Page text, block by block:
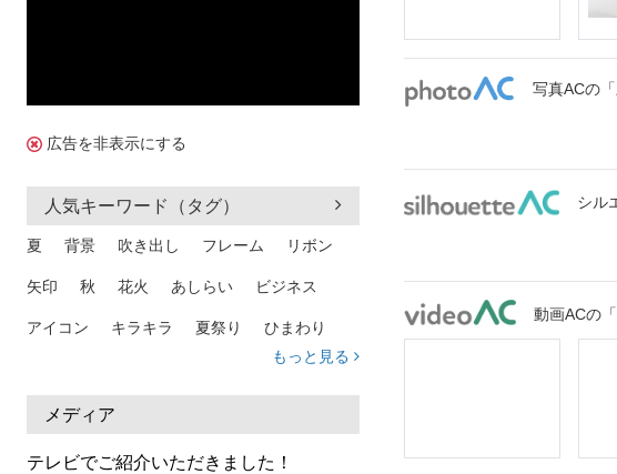
広告を非表示にする
人気キーワード（タグ）
夏 背景 吹き出し フレーム リボン
矢印 秋 花火 あしらい ビジネス
アイコン キラキラ 夏祭り ひまわり
熱中症
人物 暑中見舞い
日本地図 海
もっと見る
メディア
テレビでご紹介いただきました！
写真ACの
シル
動画ACの